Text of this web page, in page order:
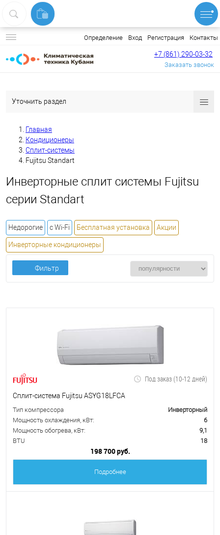
Определение Вход Регистрация Контакты
+7 (861) 290-03-32
Заказать звонок
Уточнить раздел
Главная
Кондиционеры
Сплит-системы
Fujitsu Standart
Инверторные сплит системы Fujitsu
серии Standart
Недорогие с Wi-Fi Бесплатная установка Акции
Инверторные кондиционеры
Фильтр
Под заказ (10-12 дней)
Сплит-система Fujitsu ASYG18LFCA
Тип компрессора
Инверторный
Мощность охлаждения, кВт:
6
Мощность обогрева, кВт:
9,1
BTU
18
198 700 руб.
Подробнее